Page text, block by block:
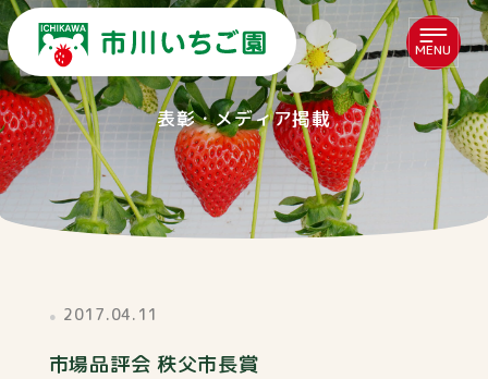
MENU
表彰・メディア掲載
2017.04.11
市場品評会 秩父市長賞